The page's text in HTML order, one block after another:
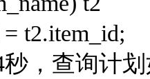
t2.item_id;
，查询计